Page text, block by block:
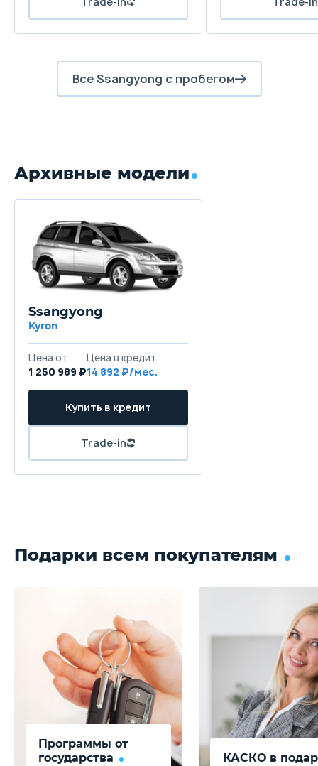
Все Ssangyong с пробегом
Архивные модели
Ssangyong
Kyron
Цена от
1 250 989 ₽
Цена в кредит
14 892 ₽/мес.
Купить в кредит
Trade-in
Подарки всем покупателям
Программы от
государства
КАСКО в